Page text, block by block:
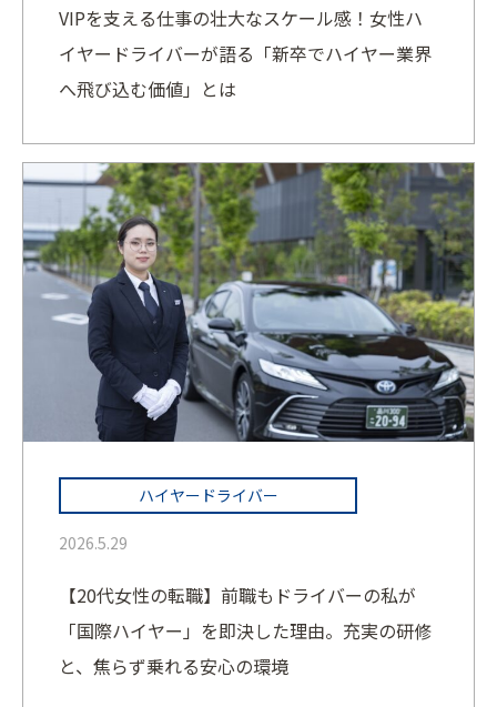
VIPを支える仕事の壮大なスケール感！女性ハ
イヤードライバーが語る「新卒でハイヤー業界
へ飛び込む価値」とは
ハイヤードライバー
2026.5.29
【20代女性の転職】前職もドライバーの私が
「国際ハイヤー」を即決した理由。充実の研修
と、焦らず乗れる安心の環境